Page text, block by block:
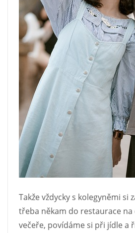
Takže vždycky s kolegyněmi
třeba někam do restaurace
večeře, povídáme si při jídle a